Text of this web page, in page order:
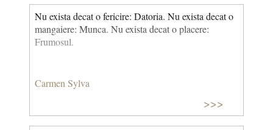
Nu exista decat o fericire: Datoria. Nu exista decat o
mangaiere: Munca. Nu exista decat o placere:
Frumosul.
Carmen Sylva
>>>